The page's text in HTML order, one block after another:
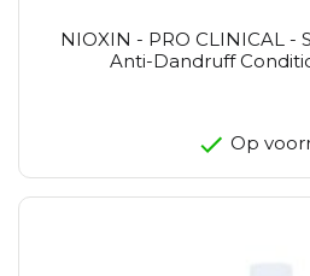
NIOXIN - PRO CLINICAL -
Anti-Dandruff
Op